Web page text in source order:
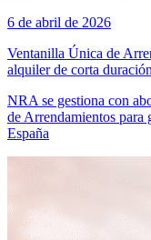
6 de abril de 2026
Ventanilla Única de
alquiler de corta
NRA se gestiona con
de Arrendamientos para
España